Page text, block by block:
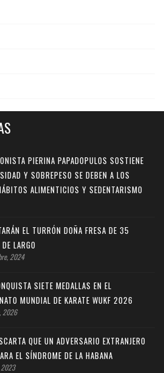
PIERINA PAPADOPULOS SOSTIENE
Y SOBREPESO SE DEBEN A LOS
ALIMENTICIOS Y SEDENTARISMO
EL TURRÓN DOÑA FRESA DE 35
LARGO
2024
SIETE MEDALLAS EN EL
MUNDIAL DE KARATE WUKF 2026
2026
QUE UN ADVERSARIO EXTRANJERO
EL SÍNDROME DE LA HABANA
2023